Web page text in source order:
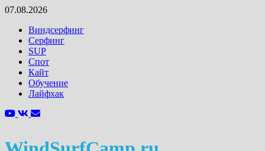
Перейти
содержимому
07.08.2026
Виндсерфинг
Серфинг
SUP
Спот
Кайт
Обучение
Лайфхак